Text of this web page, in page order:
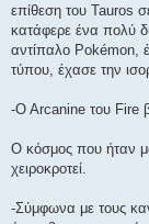
επίθεση του Tauros
κατάφερε ένα πολύ
αντίπαλο Pokémon,
τύπου, έχασε την
-O Arcanine του Fire
Ο κόσμος που ήταν
χειροκροτεί.
-Σύμφωνα με τους